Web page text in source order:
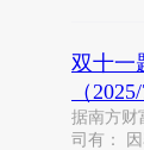
双十一
（
据南方财
司有：